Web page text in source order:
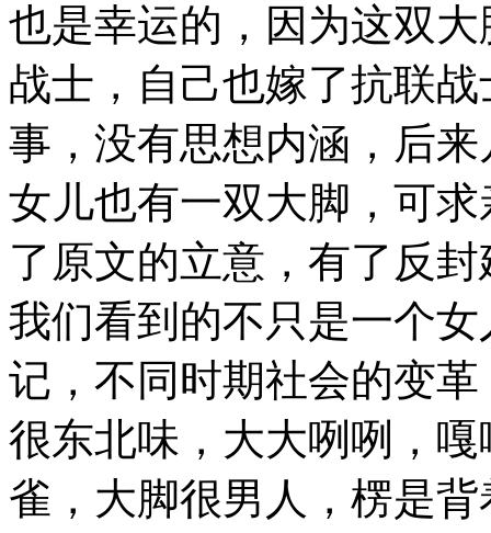
也是幸运的，因为这双
战士，自己也嫁了抗联
事，没有思想内涵，后
女儿也有一双大脚，可
了原文的立意，有了反
我们看到的不只是一个
记，不同时期社会的变
很东北味，大大咧咧，
雀，大脚很男人，楞是